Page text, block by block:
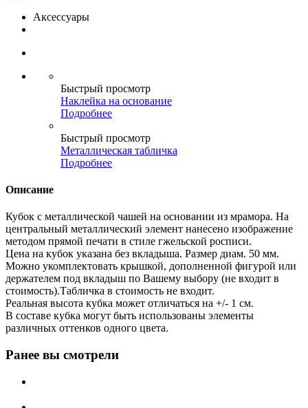
Аксессуары
Быстрый просмотр
Наклейка на основание
Подробнее
Быстрый просмотр
Металлическая табличка
Подробнее
Описание
Кубок с металлической чашей на основании из мрамора. На
центральный металлический элемент нанесено изображение
методом прямой печати в стиле гжельской росписи.
Цена на кубок указана без вкладыша. Размер диам. 50 мм.
Можно укомплектовать крышкой, дополненной фигурой или
держателем под вкладыш по Вашему выбору (не входит в
стоимость).Табличка в стоимость не входит.
Реальная высота кубка может отличаться на +/- 1 см.
В составе кубка могут быть использованы элементы
различных оттенков одного цвета.
Ранее вы смотрели